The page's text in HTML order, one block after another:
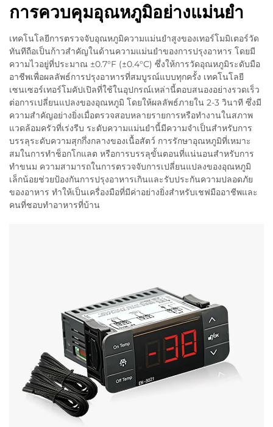
การควบคุมอุณหภูมิอย่างแม่นยํา
เทคโนโลยีการตรวจจับอุณหภูมิความแม่นยำสูงของเทอร์โมมิเตอร์วัด
ทันทีถือเป็นก้าวสำคัญในด้านความแม่นยำของการปรุงอาหาร โดยมี
ความไวอยู่ที่ประมาณ ±0.7°F (±0.4°C) ซึ่งให้การวัดอุณหภูมิระดับมือ
อาชีพเพื่อผลลัพธ์การปรุงอาหารที่สมบูรณ์แบบทุกครั้ง เทคโนโลยี
เซนเซอร์เทอร์โมคัปเปิลที่ใช้ในอุปกรณ์เหล่านี้ตอบสนองอย่างรวดเร็ว
ต่อการเปลี่ยนแปลงของอุณหภูมิ โดยให้ผลลัพธ์ภายใน 2-3 วินาที ซึ่งมี
ความสำคัญอย่างยิ่งเมื่อตรวจสอบหลายรายการหรือทำงานในสภาพ
แวดล้อมครัวที่เร่งรีบ ระดับความแม่นยำนี้มีความจำเป็นสำหรับการ
บรรลุระดับความสุกกึ่งกลางของเนื้อสัตว์ การรักษาอุณหภูมิที่เหมาะ
สมในการทำช็อกโกแลต หรือการบรรลุขั้นตอนที่แน่นอนสำหรับการ
ทำขนม ความสามารถในการตรวจจับการเปลี่ยนแปลงของอุณหภูมิ
เล็กน้อยช่วยป้องกันการปรุงอาหารเกินและรับประกันความปลอดภัย
ของอาหาร ทำให้เป็นเครื่องมือที่มีค่าอย่างยิ่งสำหรับเชฟมืออาชีพและ
คนที่ชอบทำอาหารที่บ้าน